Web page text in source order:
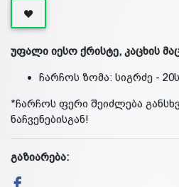
უფალი იესო ქრისტე, კაცხის
ჩარჩოს ზომა: სიგრძე -
*ჩარჩოს ფერი შეიძლება
ნაჩვენებისგან!
გაზიარება: